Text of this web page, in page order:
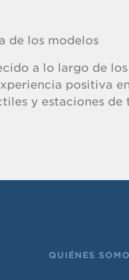
de los modelos
a lo largo de
positiva
y estaciones
QUIÉNES